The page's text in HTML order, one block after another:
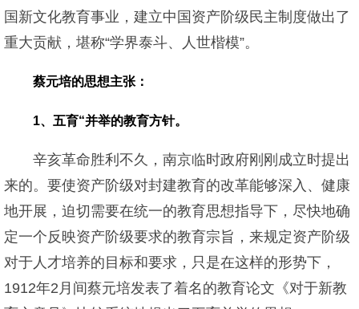
国新文化教育事业，建立中国资产阶级民主制度做出了
重大贡献，堪称“学界泰斗、人世楷模”。
蔡元培的思想主张：
1、五育“并举的教育方针。
辛亥革命胜利不久，南京临时政府刚刚成立时提出
来的。要使资产阶级对封建教育的改革能够深入、健康
地开展，迫切需要在统一的教育思想指导下，尽快地确
定一个反映资产阶级要求的教育宗旨，来规定资产阶级
对于人才培养的目标和要求，只是在这样的形势下，
1912年2月间蔡元培发表了着名的教育论文《对于新教